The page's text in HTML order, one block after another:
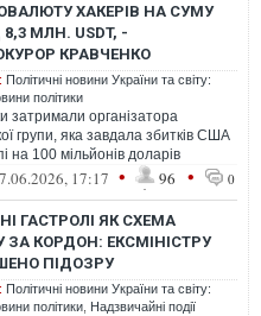
ХАКЕРІВ НА СУМУ
МЛН. USDT, -
КРАВЧЕНКО
Політичні новини України та світу:
політики
затримали організатора
групи, яка завдала збитків США
на 100 мільйонів доларів
17:17 • 96 • 0
ГАСТРОЛІ ЯК СХЕМА
ЗА КОРДОН: ЕКСМІНІСТРУ
ПІДОЗРУ
Політичні новини України та світу:
політики Надзвичайні події